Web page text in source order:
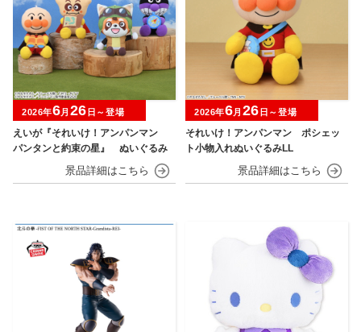
えいが『それいけ！アンパンマン
パンタンと約束の星』 ぬいぐるみ
2026年6月 26 日～登場
それいけ！アンパンマン ポシェッ
ト小物入れぬいぐるみLL
2026年6月 26 日～登場